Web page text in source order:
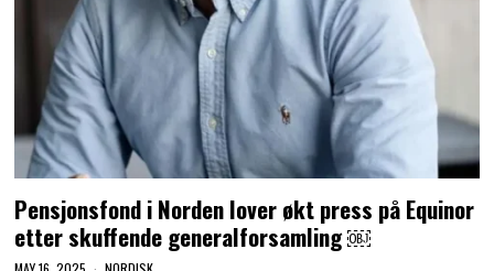
Pensjonsfond i Norden lover økt press på Equinor
etter skuffende generalforsamling ￼